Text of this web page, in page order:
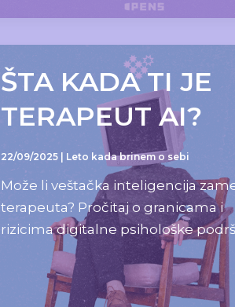
ŠTA KADA TI JE
TERAPEUT AI?
22/09/2025 | Leto kada brinem o sebi
Može li veštačka inteligencija
terapeuta? Pročitaj o granicama i
rizicima digitalne psihološke